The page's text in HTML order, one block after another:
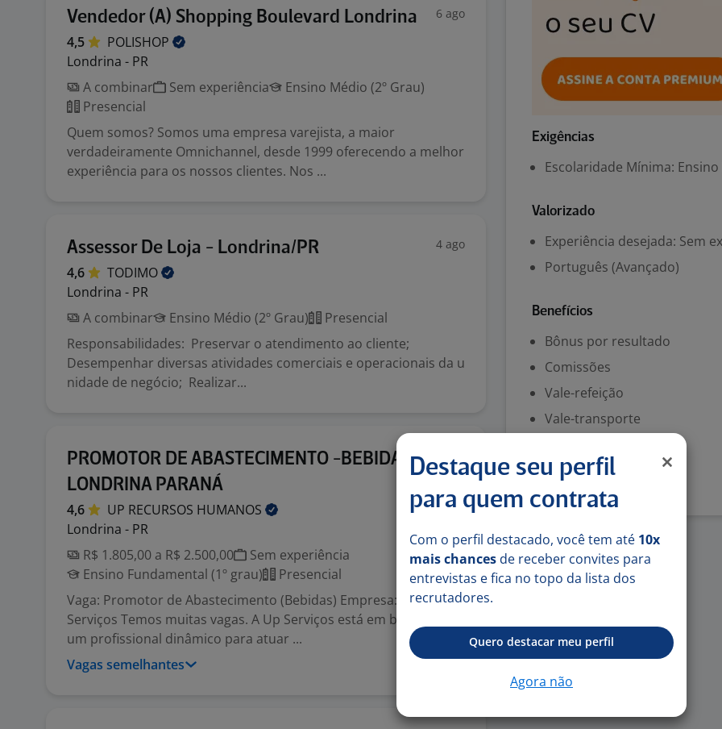
Vendedor (A) Shopping Boulevard Londrina 6 ago
4,5
POLISHOP
Londrina - PR
A combinar
Sem experiência
Ensino Médio (2º Grau)
Presencial
Quem somos? Somos uma empresa varejista, a maior
verdadeiramente Omnichannel, desde 1999 oferecendo a melhor
experiência para os nossos clientes. Nos ...
Assessor De Loja - Londrina/PR 4 ago
4,6
TODIMO
Londrina - PR
A combinar
Ensino Médio (2º Grau)
Presencial
Responsabilidades: Preservar o atendimento ao cliente;
Desempenhar diversas atividades comerciais e operacionais da u
nidade de negócio; Realizar...
PROMOTOR DE ABASTECIMENTO -BEBIDAS -
LONDRINA PARANÁ
4 ago
4,6 UP RECURSOS HUMANOS
Londrina - PR
R$ 1.805,00 a R$ 2.500,00
Sem experiência
Ensino Fundamental (1º grau)
Presencial
Vaga: Promotor de Abastecimento (Bebidas) Empresa: Up
Serviços Temos muitas vagas. A Up Serviços está em busca de
um profissional dinâmico para atuar ...
Vagas semelhantes
Exigências
Escolaridade Mínima: Ensino
Valorizado
Experiência desejada: Sem
Português (Avançado)
Benefícios
Bônus por resultado
Comissões
Vale-refeição
Vale-transporte
Denunciar vaga
Destaque seu perfil
para quem contrata
Com o perfil destacado, você tem até 10x
mais chances de receber convites para
entrevistas e fica no topo da lista dos
recrutadores.
Quero destacar meu perfil
Agora não